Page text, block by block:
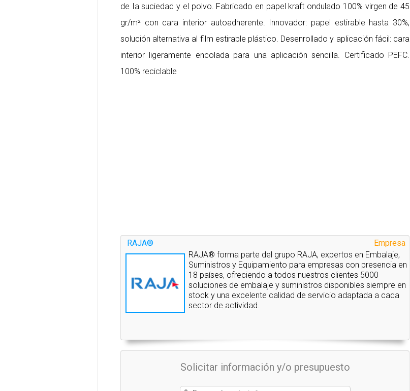
de Ia suciedad y el polvo. Fabricado en papel kraft ondulado 100% virgen de 45
gr/m² con cara interior autoadherente. Innovador: papel estirable hasta 30%,
solución alternativa al film estirable plástico. Desenrollado y aplicación fácil: cara
interior ligeramente encolada para una aplicación sencilla. Certificado PEFC.
100% reciclable
Empresa
RAJA®
RAJA® forma parte del grupo RAJA, expertos en Embalaje,
Suministros y Equipamiento para empresas con presencia en
18 países, ofreciendo a todos nuestros clientes 5000
soluciones de embalaje y suministros disponibles siempre en
stock y una excelente calidad de servicio adaptada a cada
sector de actividad.
Solicitar información y/o presupuesto